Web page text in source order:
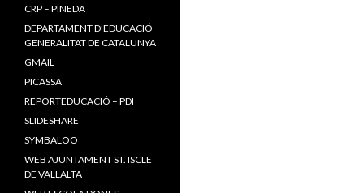
CRP – PINEDA
DEPARTAMENT D’EDUCACIÓ
GENERALITAT DE CATALUNYA
GMAIL
PICASSA
REPORTEDUCACIÓ – PDI
SLIDESHARE
SYMBALOO
WEB AJUNTAMENT ST. ISCLE
DE VALLALTA